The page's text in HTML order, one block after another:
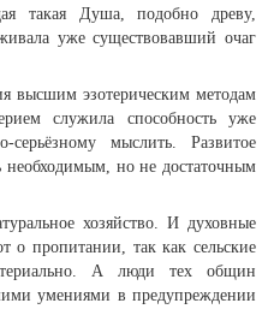
такая Душа, подобно древу,
уже существовавший очаг
высшим эзотерическим методам
служила способность уже
мыслить. Развитое
необходимым, но не достаточным
хозяйство. И духовные
пропитании, так как сельские
А люди тех общин
умениями в предупреждении